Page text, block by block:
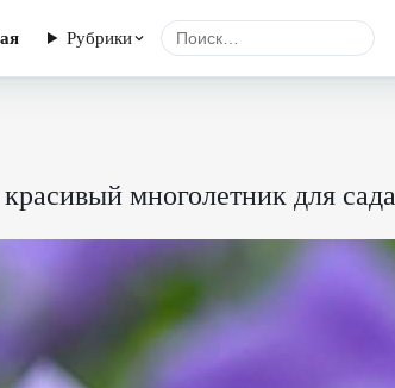
Рубрики
многолетник для сада